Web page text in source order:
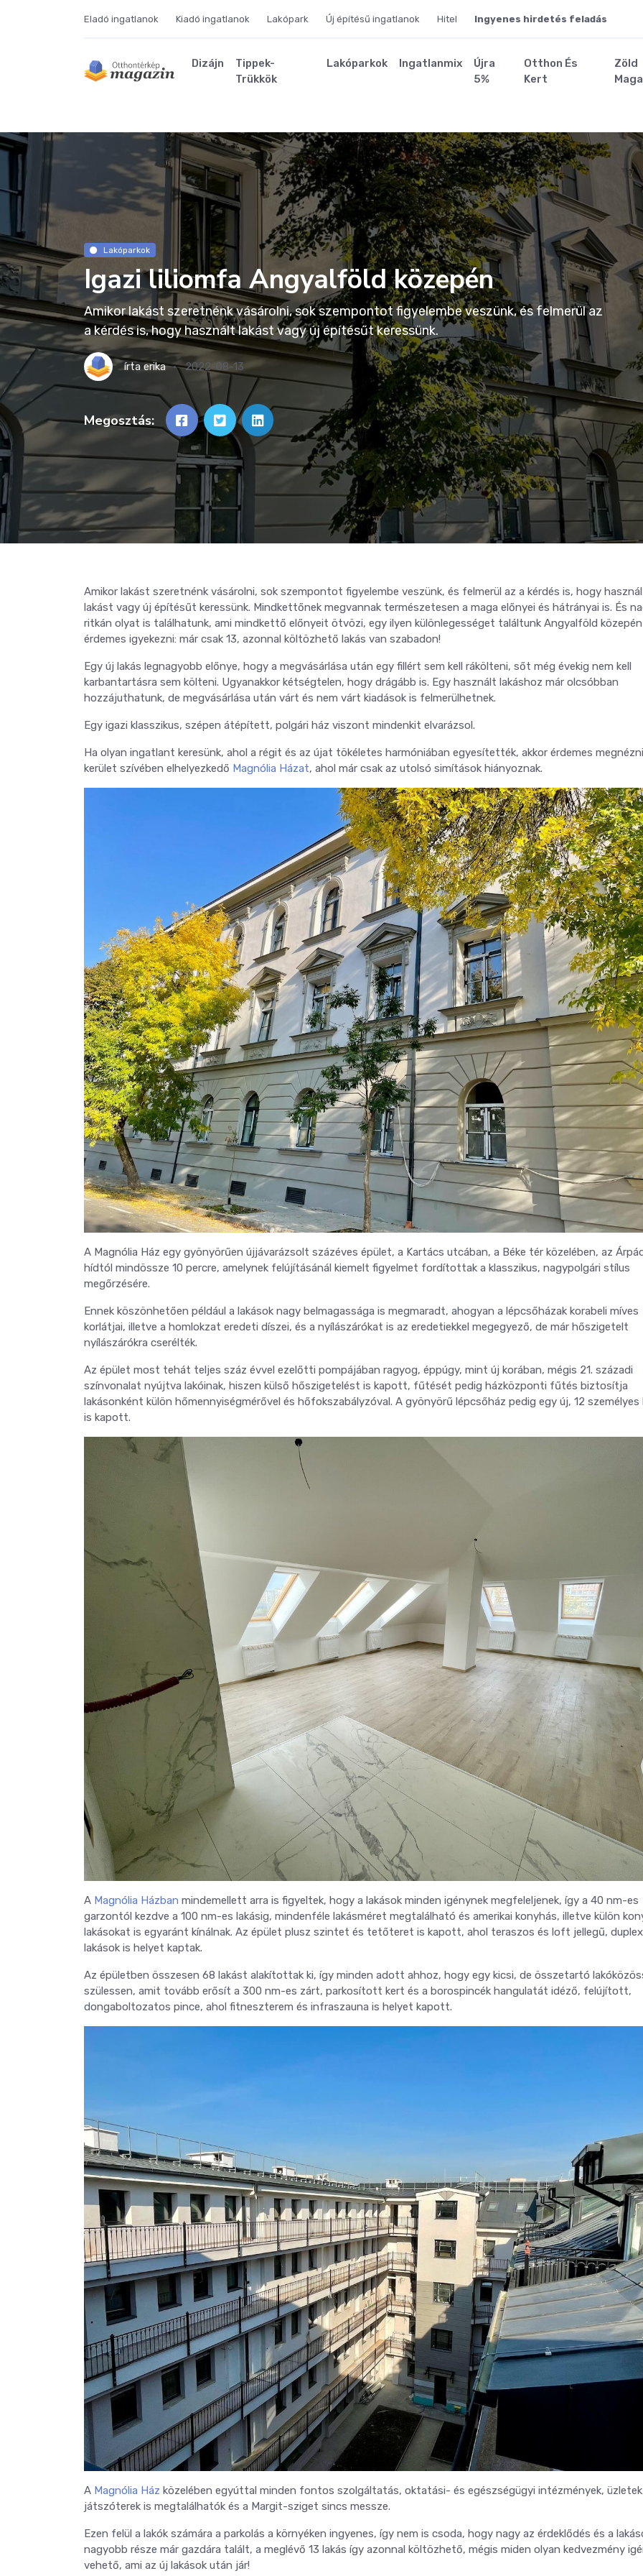
Eladó ingatlanok Kiadó ingatlanok Lakópark Új építésű ingatlanok Hitel Ingyenes hirdetés feladás
Dizájn
Tippek-
Trükkök
Lakóparkok Ingatlanmix
Újra
5%
Otthon És
Kert
Zöld
Lakóparkok
Igazi liliomfa Angyalföld közepén
Amikor lakást szeretnénk vásárolni, sok szempontot figyelembe veszünk, és felmerül az
a kérdés is, hogy használt lakást vagy új építésűt keressünk.
írtaerika 2022-08-13
Megosztás:
Amikor lakást szeretnénk vásárolni, sok szempontot figyelembe veszünk, és felmerül az a kérdés is, hogy
lakást vagy új építésűt keressünk. Mindkettőnek megvannak természetesen a maga előnyei és hátrányai is. És
ritkán olyat is találhatunk, ami mindkettő előnyeit ötvözi, egy ilyen különlegességet találtunk Angyalföld közepén
érdemes igyekezni: már csak 13, azonnal költözhető lakás van szabadon!
Egy új lakás legnagyobb előnye, hogy a megvásárlása után egy fillért sem kell rákölteni, sőt még évekig nem kell
karbantartásra sem költeni. Ugyanakkor kétségtelen, hogy drágább is. Egy használt lakáshoz már olcsóbban
hozzájuthatunk, de megvásárlása után várt és nem várt kiadások is felmerülhetnek.
Egy igazi klasszikus, szépen átépített, polgári ház viszont mindenkit elvarázsol.
Ha olyan ingatlant keresünk, ahol a régit és az újat tökéletes harmóniában egyesítették, akkor érdemes
kerület szívében elhelyezkedő Magnólia Házat, ahol már csak az utolsó simítások hiányoznak.
A Magnólia Ház egy gyönyörűen újjávarázsolt százéves épület, a Kartács utcában, a Béke tér közelében, az
hídtól mindössze 10 percre, amelynek felújításánál kiemelt figyelmet fordítottak a klasszikus, nagypolgári stílus
megőrzésére.
Ennek köszönhetően például a lakások nagy belmagassága is megmaradt, ahogyan a lépcsőházak korabeli míves
korlátjai, illetve a homlokzat eredeti díszei, és a nyílászárókat is az eredetiekkel megegyező, de már hőszigetelt
nyílászárókra cserélték.
Az épület most tehát teljes száz évvel ezelőtti pompájában ragyog, éppúgy, mint új korában, mégis 21. századi
színvonalat nyújtva lakóinak, hiszen külső hőszigetelést is kapott, fűtését pedig házközponti fűtés biztosítja
lakásonként külön hőmennyiségmérővel és hőfokszabályzóval. A gyönyörű lépcsőház pedig egy új, 12
is kapott.
A Magnólia Házban mindemellett arra is figyeltek, hogy a lakások minden igénynek megfeleljenek, így a 40 nm-es
garzontól kezdve a 100 nm-es lakásig, mindenféle lakásméret megtalálható és amerikai konyhás, illetve külön
lakásokat is egyaránt kínálnak. Az épület plusz szintet és tetőteret is kapott, ahol teraszos és loft jellegű, duplex
lakások is helyet kaptak.
Az épületben összesen 68 lakást alakítottak ki, így minden adott ahhoz, hogy egy kicsi, de összetartó
szülessen, amit tovább erősít a 300 nm-es zárt, parkosított kert és a borospincék hangulatát idéző, felújított,
dongaboltozatos pince, ahol fitneszterem és infraszauna is helyet kapott.
A Magnólia Ház közelében egyúttal minden fontos szolgáltatás, oktatási- és egészségügyi intézmények,
játszóterek is megtalálhatók és a Margit-sziget sincs messze.
Ezen felül a lakók számára a parkolás a környéken ingyenes, így nem is csoda, hogy nagy az érdeklődés és a
nagyobb része már gazdára talált, a meglévő 13 lakás így azonnal költözhető, mégis miden olyan kedvezmény
vehető, ami az új lakások után jár!